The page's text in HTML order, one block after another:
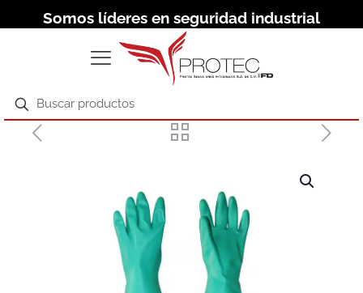
Somos líderes en seguridad industrial